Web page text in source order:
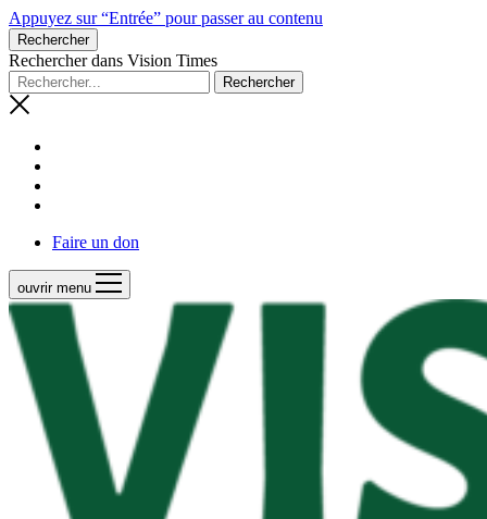
Appuyez sur “Entrée” pour passer au contenu
Rechercher
Rechercher dans Vision Times
Faire un don
ouvrir menu